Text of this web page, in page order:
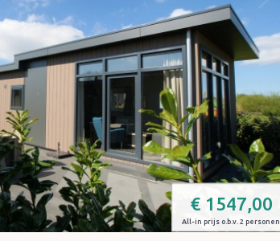
€ 1547,00
All-in prijs o.b.v. 2 personen.